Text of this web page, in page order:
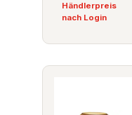
Händlerpreis
nach Login